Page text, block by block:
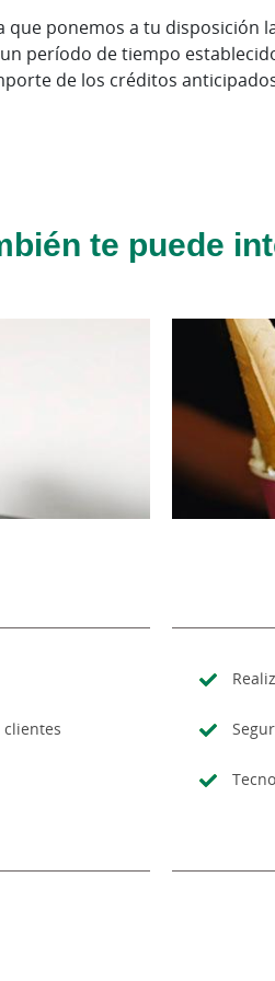
ponemos a tu
período de tiempo
de los créditos
te puede